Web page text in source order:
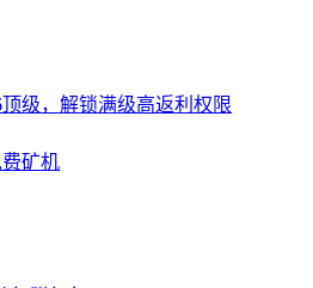
级，解锁满级高返利权限
矿机